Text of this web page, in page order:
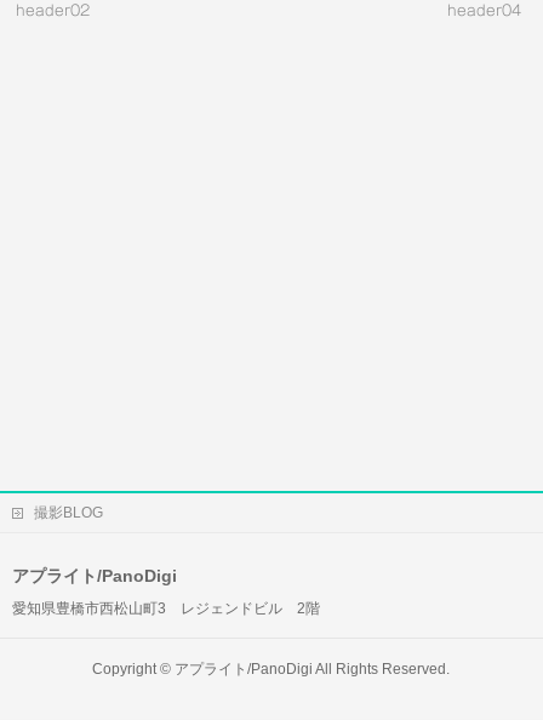
header02 header04
撮影BLOG
アプライト/PanoDigi
愛知県豊橋市西松山町3 レジェンドビル 2階
Copyright © アプライト/PanoDigi All Rights Reserved.